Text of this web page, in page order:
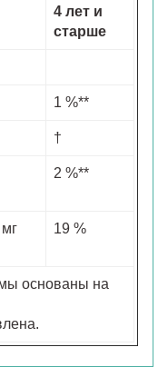
4 лет и
старше
1 %**
†
2 %**
19 %
основаны на